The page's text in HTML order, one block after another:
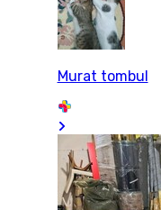
Murat tombul